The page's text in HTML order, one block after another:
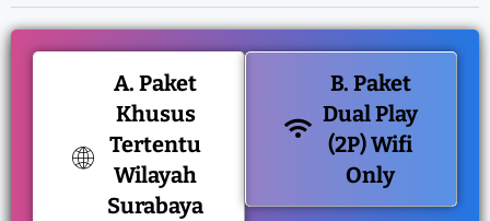
A. Paket
Khusus
Tertentu
Wilayah
Surabaya
B. Paket
Dual Play
(2P) Wifi
Only